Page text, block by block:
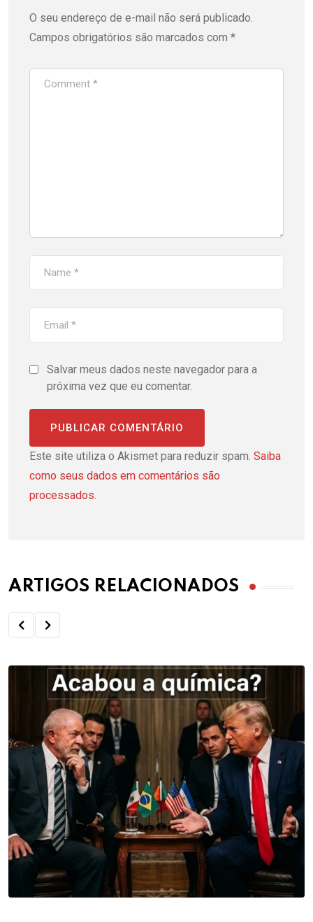
O seu endereço de e-mail não será publicado.
Campos obrigatórios são marcados com *
Salvar meus dados neste navegador para a
próxima vez que eu comentar.
Este site utiliza o Akismet para reduzir spam. Saiba
como seus dados em comentários são
processados.
ARTIGOS RELACIONADOS